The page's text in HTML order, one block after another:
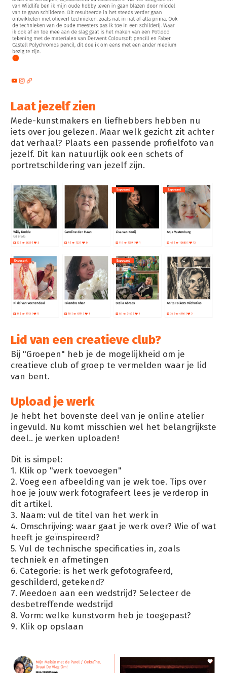
Laat jezelf zien
Mede-kunstmakers en liefhebbers hebben nu
iets over jou gelezen. Maar welk gezicht zit achter
dat verhaal? Plaats een passende profielfoto van
jezelf. Dit kan natuurlijk ook een schets of
portretschildering van jezelf zijn.
Lid van een creatieve club?
Bij "Groepen" heb je de mogelijkheid om je
creatieve club of groep te vermelden waar je lid
van bent.
Upload je werk
Je hebt het bovenste deel van je online atelier
ingevuld. Nu komt misschien wel het belangrijkste
deel.. je werken uploaden!
Dit is simpel:
1. Klik op "werk toevoegen"
2. Voeg een afbeelding van je wek toe. Tips over
hoe je jouw werk fotografeert lees je verderop in
dit artikel.
3. Naam: vul de titel van het werk in
4. Omschrijving: waar gaat je werk over? Wie of wat
heeft je geïnspireerd?
5. Vul de technische specificaties in, zoals
techniek en afmetingen
6. Categorie: is het werk gefotografeerd,
geschilderd, getekend?
7. Meedoen aan een wedstrijd? Selecteer de
desbetreffende wedstrijd
8. Vorm: welke kunstvorm heb je toegepast?
9. Klik op opslaan